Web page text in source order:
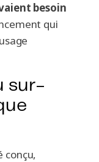
besoin
qui
sur-
conçu,